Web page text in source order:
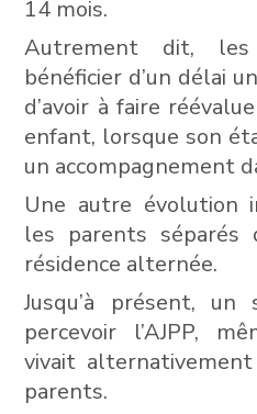
14 mois.
Autrement dit,
bénéficier d’un délai
d’avoir à faire
enfant, lorsque son
un accompagnement
Une autre évolution
les parents séparés
résidence alternée.
Jusqu’à présent,
percevoir l’AJPP,
vivait
parents.